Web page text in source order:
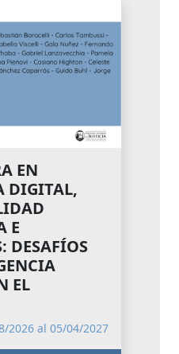
EN
DIGITAL,
E
DESAFÍOS
EL
2026 al 05/04/2027